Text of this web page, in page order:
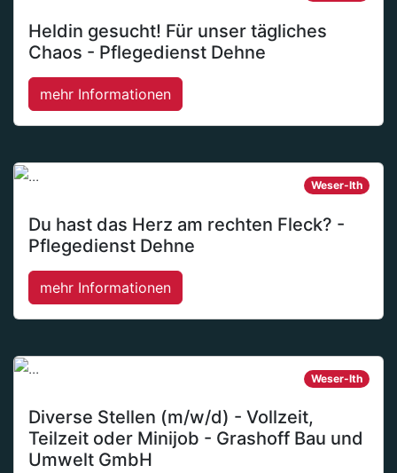
Heldin gesucht! Für unser tägliches
Chaos - Pflegedienst Dehne
mehr Informationen
Du hast das Herz am rechten Fleck? -
Pflegedienst Dehne
Weser-Ith
mehr Informationen
Diverse Stellen (m/w/d) - Vollzeit,
Teilzeit oder Minijob - Grashoff Bau und
Umwelt GmbH
Weser-Ith